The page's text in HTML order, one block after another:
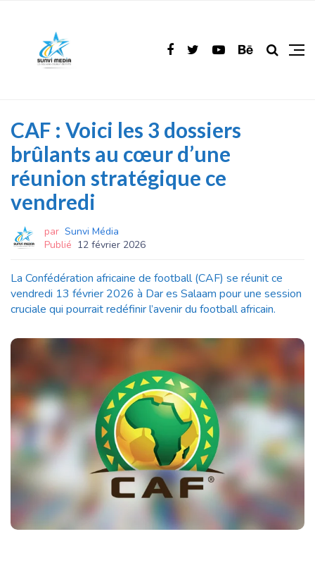
CAF : Voici les 3 dossiers
brûlants au cœur d’une
réunion stratégique ce
vendredi
par Sunvi Média
Publié 12 février 2026
La Confédération africaine de football (CAF) se réunit ce
vendredi 13 février 2026 à Dar es Salaam pour une session
cruciale qui pourrait redéfinir l’avenir du football africain.